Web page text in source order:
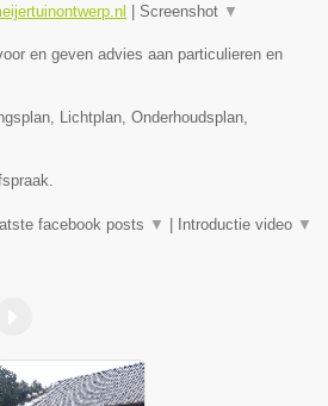
Screenshot ▼
en geven advies aan particulieren en
Lichtplan, Onderhoudsplan,
facebook posts ▼ Introductie video ▼